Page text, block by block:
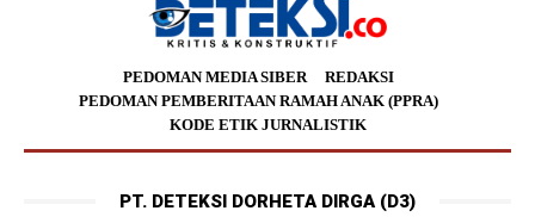
PEDOMAN MEDIA SIBER
REDAKSI
PEDOMAN PEMBERITAAN RAMAH ANAK (PPRA)
KODE ETIK JURNALISTIK
PT. DETEKSI DORHETA DIRGA (D3)